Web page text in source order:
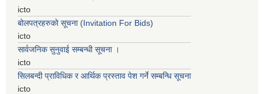
icto
बोलपत्रहरुको सूचना (Invitation For Bids)
icto
सार्वजनिक सुनुवाई सम्बन्धी सूचना ।
icto
सिलबन्दी प्राविधिक र आर्थिक प्रस्ताव पेश गर्ने सम्बन्धि सूचना
icto